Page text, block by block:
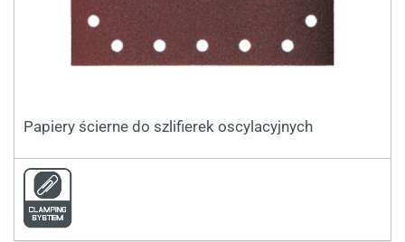
Papiery ścierne do szlifierek oscylacyjnych